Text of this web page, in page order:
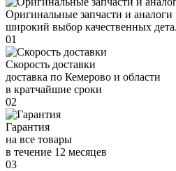
Оригинальные запчасти и аналоги
широкий выбор качественных
01
Скорость доставки
доставка по Кемерово и области
в кратчайшие сроки
02
Гарантия
на все товары
в течение 12 месяцев
03